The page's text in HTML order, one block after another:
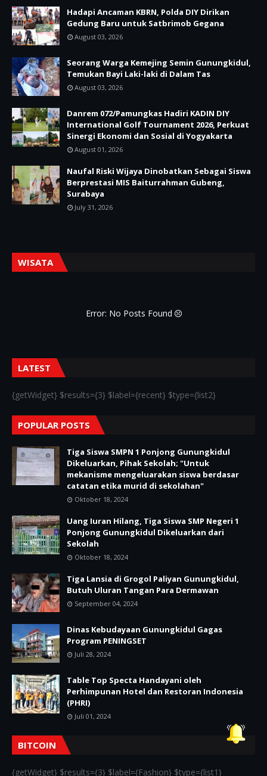
Hadapi Ancaman KBRN, Polda DIY Dirikan
Gedung Baru untuk Satbrimob Gegana
August 03, 2026
Seorang Warga Kemejing Semin Gunungkidul,
Temukan Bayi Laki-laki di Dalam Tas
August 03, 2026
Danrem 072/Pamungkas Hadiri KADIN DIY
International Golf Tournament 2026, Perkuat
Sinergi Ekonomi dan Sosial di Yogyakarta
August 01, 2026
Naufal Riski Wijaya Dinobatkan Sebagai Siswa
Berprestasi MIS Baiturrahman Gubeng,
Surabaya
July 31, 2026
WISATA
Error: No Posts Found
LATEST
{getWidget} $results={3} $label={recent} $type={list2}
POPULAR POSTS
Tiga Siswa SMPN 1 Ponjong Gunungkidul
Dikeluarkan, Pihak Sekolah; "Untuk
mekanisme mengeluarakan siswa berdasar
catatan etika murid di sekolahan"
Oktober 18, 2024
Uang Iuran Hilang, Tiga Siswa SMP Negeri 1
Ponjong Gunungkidul Dikeluarkan dari
Sekolah
Oktober 18, 2024
Tiga Lansia di Grogol Paliyan Gunungkidul,
Butuh Uluran Tangan Para Dermawan
September 04, 2024
Dinas Kebudayaan Gunungkidul Gagas
Program PENINGSET
Juli 28, 2024
Table Top Specta Handayani oleh
Perhimpunan Hotel dan Restoran Indonesia
(PHRI)
Juli 01, 2024
BITCOIN
{getWidget} $results={3} $label={Fashion} $type={list1}